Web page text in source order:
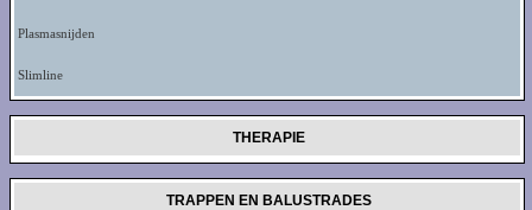
Plasmasnijden
Slimline
THERAPIE
TRAPPEN EN BALUSTRADES